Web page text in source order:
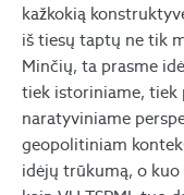
kažkokią
iš tiesų taptų ne tik
Minčių, ta prasme
tiek istoriniame,
naratyviniame
geopolitiniam
idėjų trūkumą, o